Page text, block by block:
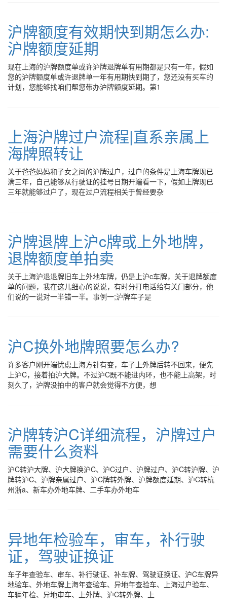
沪牌额度有效期快到期怎么办:
沪牌额度延期
现在上海的沪牌额度单或许沪牌退牌单有用期都是只有一年，假如
您的沪牌额度单或许退牌单一年有用期快到期了，您还没有买车的
计划，您能够找咱们帮您带办沪牌额度延期。第1
上海沪牌过户流程|直系亲属上
海牌照转让
关于爸爸妈妈和子女之间的沪牌过户，过户的条件是上海车牌现已
满三年，自己能够从行驶证的挂号日期开端看一下，假如上牌现已
三年就能够过户了，现在过户流程相关于曾经要杂
沪牌退牌上沪c牌或上外地牌，
退牌额度单拍卖
关于上海沪退退牌旧车上外地车牌，仍是上沪c车牌，关于退牌额度
单的问题，我在这儿细心的说说，有时分打电话给有关门部分，他
们说的一说对一半错一半。事例一;沪牌车子是
沪C换外地牌照要怎么办?
许多客户刚开端忧虑上海方针有变，车子上外牌后转不回来，便先
上沪C，接着拍沪大牌。不过沪C既不能进内环，也不能上高架，时
刻久了，沪牌没拍中的客户就会觉得不方便，想
沪牌转沪C详细流程，沪牌过户
需要什么资料
沪C转沪大牌、沪大牌换沪C、沪C过户、沪牌过户、沪C转沪牌、沪
牌转沪C、沪牌亲属过户、沪C牌转外牌、沪牌额度延期、沪C转杭
州浙a、新车办外地车牌、二手车办外地车
异地年检验车，审车，补行驶
证，驾驶证换证
车子年查验车、审车、补行驶证、补车牌、驾驶证换证、沪C车牌异
地验车、外地车牌上海年查验车、异地年查验车、上海过户验车、
车辆年检、异地审车、上外牌、沪C转外牌、上